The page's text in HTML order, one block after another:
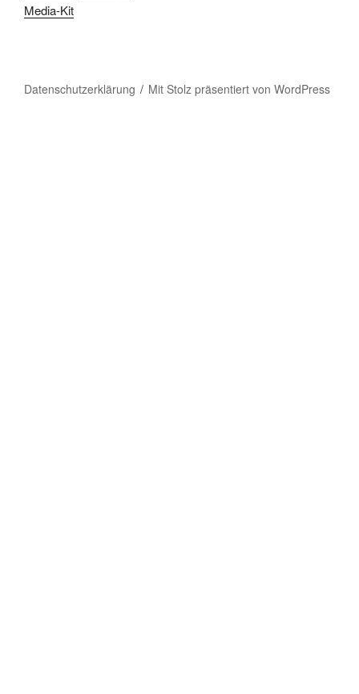
Media-Kit
Datenschutzerklärung Mit Stolz präsentiert von WordPress